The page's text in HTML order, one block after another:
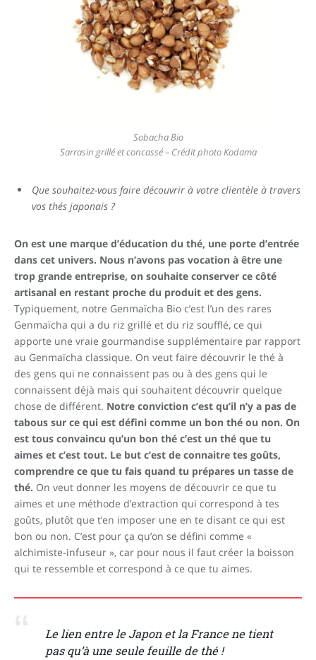
Sobacha Bio
Sarrasin grillé et concassé – Crédit photo Kodama
Que souhaitez-vous faire découvrir à votre clientèle à travers
vos thés japonais ?
On est une marque d’éducation du thé, une porte d’entrée
dans cet univers. Nous n’avons pas vocation à être une
trop grande entreprise, on souhaite conserver ce côté
artisanal en restant proche du produit et des gens.
Typiquement, notre Genmaïcha Bio c’est l’un des rares
Genmaïcha qui a du riz grillé et du riz soufflé, ce qui
apporte une vraie gourmandise supplémentaire par rapport
au Genmaïcha classique. On veut faire découvrir le thé à
des gens qui ne connaissent pas ou à des gens qui le
connaissent déjà mais qui souhaitent découvrir quelque
chose de différent. Notre conviction c’est qu’il n’y a pas de
tabous sur ce qui est défini comme un bon thé ou non. On
est tous convaincu qu’un bon thé c’est un thé que tu
aimes et c’est tout. Le but c’est de connaitre tes goûts,
comprendre ce que tu fais quand tu prépares un tasse de
thé. On veut donner les moyens de découvrir ce que tu
aimes et une méthode d’extraction qui correspond à tes
goûts, plutôt que t’en imposer une en te disant ce qui est
bon ou non. C’est pour ça qu’on se défini comme «
alchimiste-infuseur », car pour nous il faut créer la boisson
qui te ressemble et correspond à ce que tu aimes.
Le lien entre le Japon et la France ne tient
pas qu’à une seule feuille de thé !